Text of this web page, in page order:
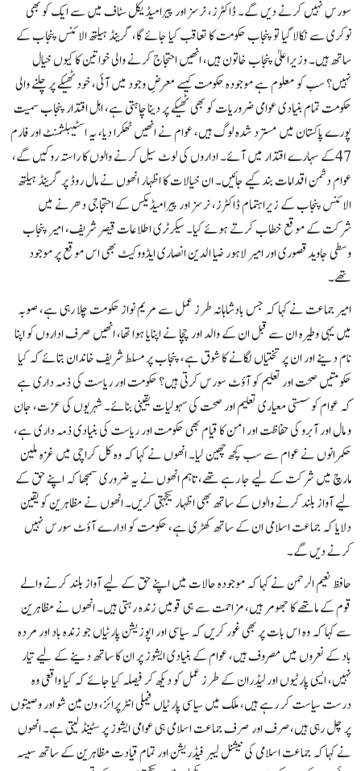
سورس نہیں کرنے دیں گے۔ ڈاکٹرز، نرسز اور پیرامیڈیکل سٹاف میں سے ایک کو بھی
نوکری سے نکالا گیا تو پنجاب حکومت کا تعاقب کیا جائے گا، گرینڈ ہیلتھ الائنس پنجاب کے
ساتھ ہیں۔ وزیراعلیٰ پنجاب خاتون ہیں، انھیں احتجاج کرنے والی خواتین کا کیوں خیال
نہیں؟ سب کو معلوم ہے موجودہ حکومت کیسے معرضِ وجود میں آئی، خود ٹھیکے پر چلنے والی
حکومت تمام بنیادی عوامی ضروریات کو بھی ٹھیکے پر دینا چاہتی ہے، اہل اقتدار پنجاب سمیت
پورے پاکستان میں مسترد شدہ لوگ ہیں، عوام نے انھیں ٹھکرا دیا، یہ اسٹیبلشمنٹ اور فارم
47کے سہارے اقتدار میں آئے۔ اداروں کی لوٹ سیل کرنے والوں کا راستہ روکیں گے،
عوام دشمن اقدامات بند کیے جائیں۔ ان خیالات کا اظہار انھوں نے مال روڈ پر گرینڈ ہیلتھ
الائنس پنجاب کے زیراہتمام ڈاکٹرز، نرسز اور پیرامیڈیکس کے احتجاجی دھرنے میں
شرکت کے موقع خطاب کرتے ہوئے کیا۔ سیکرٹری اطلاعات قیصر شریف، امیر پنجاب
وسطی جاوید قصوری اور امیر لاہور ضیا الدین انصاری ایڈووکیٹ بھی اس موقع پر موجود
تھے۔
امیر جماعت نے کہا کہ جس بادشاہانہ طرز عمل سے مریم نواز حکومت چلا رہی ہے، صوبہ
میں یہی وطیرہ ان سے قبل ان کے والد اور چچا نے اپنایا ہوا تھا، انھیں صرف اداروں کو اپنا
نام دینے اور ان پر تختیاں لگانے کا شوق ہے، پنجاب پر مسلط شریف خاندان بتائے کہ کیا
حکومتیں صحت اور تعلیم کو آؤٹ سورس کرتی ہیں؟ حکومت اور ریاست کی ذمہ داری ہے
کہ عوام کو سستی معیاری تعلیم اور صحت کی سہولیات یقینی بنائے۔ شہریوں کی عزت، جان
و مال اور آبرو کی حفاظت اور امن کا قیام بھی حکومت اور ریاست کی بنیادی ذمہ داری ہے،
حکمرانوں نے عوام سے سب کچھ چھین لیا۔ انھوں نے کہا کہ وہ کل کراچی میں غزہ ملین
مارچ میں شرکت کے لیے جا رہے تھے، تاہم انھوں نے یہ ضروری سمجھا کہ اپنے حق کے
لیے آواز بلند کرنے والوں کے ساتھ بھی اظہار یکجہتی کریں۔ انھوں نے مظاہرین کو یقین
دلایا کہ جماعت اسلامی ان کے ساتھ کھڑی ہے، حکومت کو ادارے آؤٹ سورس نہیں
کرنے دیں گے۔
حافظ نعیم الرحمن نے کہا کہ موجودہ حالات میں اپنے حق کے لیے آواز بلند کرنے والے
قوم کے ماتھے کا جھومر ہیں، مزاحمت سے ہی قومیں زندہ رہتی ہیں۔ انھوں نے مظاہرین
سے کہا کہ وہ اس بات پر بھی غور کریں کہ سیاسی اور اپوزیشن پارٹیاں جو زندہ باد اور مردہ
باد کے نعروں میں مصروف ہیں، عوام کے بنیادی ایشوز پر ان کا ساتھ دینے کے لیے تیار
نہیں، ایسی پارٹیوں اور لیڈران کے طرز عمل کو دیکھ کر فیصلہ کیا جائے کہ کیا واقعی وہ
درست سیاست کر رہے ہیں، ملک میں سیاسی پارٹیاں فیملی انٹرپرائز، ون مین شو اور وصیتوں
پر چل رہی ہیں،صرف اور صرف جماعت اسلامی ہی عوامی ایشوز پر سٹینڈ لیتی ہے۔ انھوں
نے کہا کہ جماعت اسلامی کی نیشنل لیبر فیڈریشن اور تمام قیادت مظاہرین کے ساتھ سیسہ